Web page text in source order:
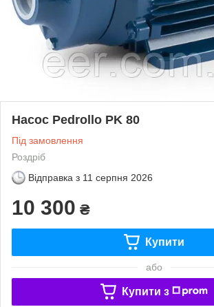
Насос Pedrollo PK 80
Під замовлення
Роздріб
Відправка з 11 серпня 2026
10 300 ₴
Купити
або
Купити з